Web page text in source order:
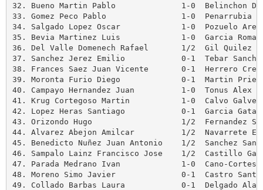
32. Bueno Martin Pablo              1-0  Belinchon
33. Gomez Peco Pablo                1-0  Penarrubia
34. Salgado Lopez Oscar             1-0  Pozuelo
35. Bevia Martinez Luis             1-0  Garcia Roman
36. Del Valle Domenech Rafael       1/2  Gil Quilez
37. Sanchez Jerez Emilio            0-1  Tebar
38. Frances Saez Juan Vicente       0-1  Herrero
39. Moronta Furio Diego             0-1  Martin Prieto
40. Campayo Hernandez Juan          1-0  Tonus Alex
41. Krug Cortegoso Martin           1-0  Calvo Galve
42. Lopez Heras Santiago            0-1  Garcia Gata
43. Orizondo Hugo                   1/2  Fernandez
44. Alvarez Abejon Amilcar          1/2  Navarrete
45. Benedicto Nuñez Juan Antonio    1/2  Sanchez
46. Sampalo Lainz Francisco Jose    1/2  Castillo
47. Parada Medrano Ivan             1-0  Cano-Cortes
48. Moreno Simo Javier              0-1  Castro
49. Collado Barbas Laura            0-1  Delgado